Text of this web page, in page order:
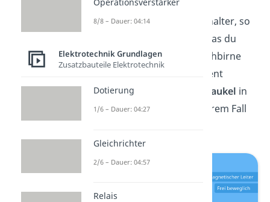
Schließt du jedoch den Schalter, so
kann nun Strom fließen, was du
auch am Leuchten der Glühbirne
erkennst. In diesem Moment
schlägt auch die
Leiterschaukel in
eine Richtung aus, in unserem Fall
8/8 – Dauer: 04:14
Elektrotechnik Grundlagen
Zusatzbauteile Elektrotechnik
Dotierung
1/6 – Dauer: 04:27
Gleichrichter
2/6 – Dauer: 04:57
Relais